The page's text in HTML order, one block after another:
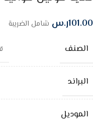
101.00ر.س شامل الضريبة
الصنف
البراند
الموديل